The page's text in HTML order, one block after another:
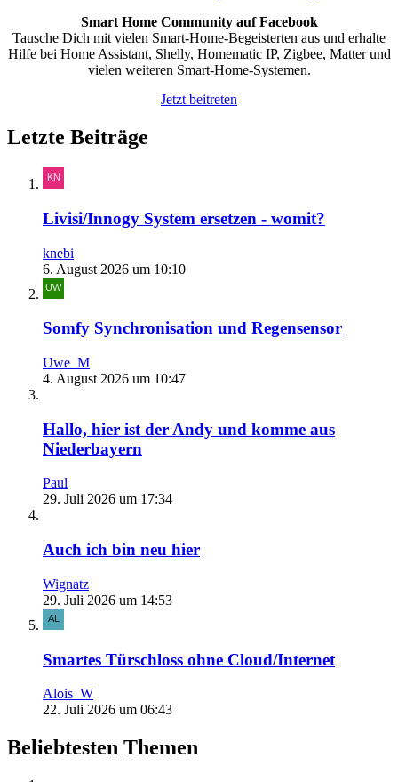
Smart Home Community auf Facebook
Tausche Dich mit vielen Smart-Home-Begeisterten aus und erhalte
Hilfe bei Home Assistant, Shelly, Homematic IP, Zigbee, Matter und
vielen weiteren Smart-Home-Systemen.
Jetzt beitreten
Letzte Beiträge
Livisi/Innogy System ersetzen - womit?
knebi
6. August 2026 um 10:10
Somfy Synchronisation und Regensensor
Uwe_M
4. August 2026 um 10:47
Hallo, hier ist der Andy und komme aus
Niederbayern
Paul
29. Juli 2026 um 17:34
Auch ich bin neu hier
Wignatz
29. Juli 2026 um 14:53
Smartes Türschloss ohne Cloud/Internet
Alois_W
22. Juli 2026 um 06:43
Beliebtesten Themen